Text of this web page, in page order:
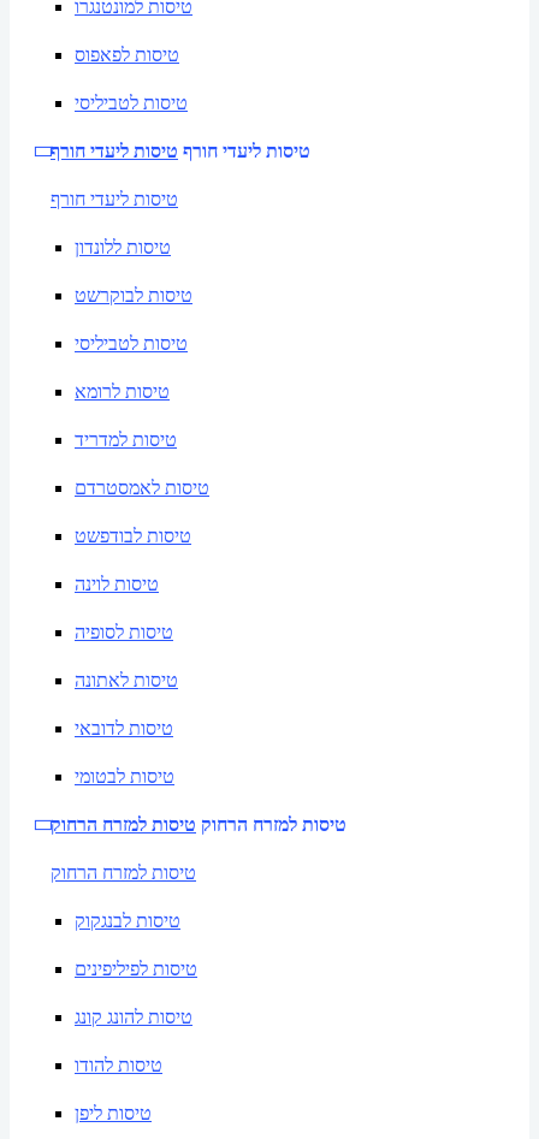
טיסות למונטנגרו
טיסות לפאפוס
טיסות לטביליסי
טיסות ליעדי חורף טיסות ליעדי חורף
טיסות ליעדי חורף
טיסות ללונדון
טיסות לבוקרשט
טיסות לטביליסי
טיסות לרומא
טיסות למדריד
טיסות לאמסטרדם
טיסות לבודפשט
טיסות לוינה
טיסות לסופיה
טיסות לאתונה
טיסות לדובאי
טיסות לבטומי
טיסות למזרח הרחוק טיסות למזרח הרחוק
טיסות למזרח הרחוק
טיסות לבנגקוק
טיסות לפיליפינים
טיסות להונג קונג
טיסות להודו
טיסות ליפן